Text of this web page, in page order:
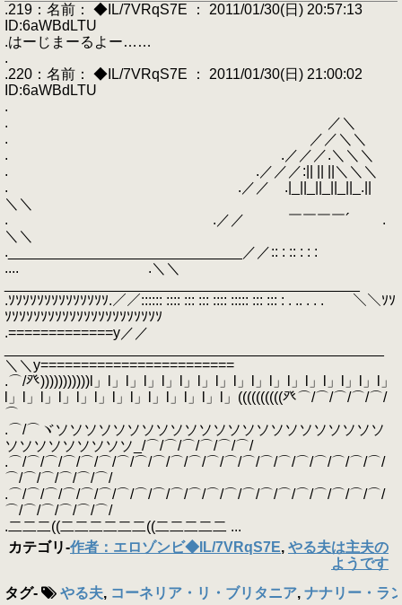
.219：名前： ◆IL/7VRqS7E ： 2011/01/30(日) 20:57:13
ID:6aWBdLTU
.はーじまーるよー……
.
.220：名前： ◆IL/7VRqS7E ： 2011/01/30(日) 21:00:02
ID:6aWBdLTU
.
. ／＼
. ／／＼＼
. .／／／.＼＼＼
. .／／／:|| || ||＼＼＼
. .／／ .|_||_||_||_||_.||
＼＼
. .／／ ￣￣￣￣´ .
＼＼
._____________________________／／:: : :: : : :
.... .＼＼
.ｿｿｿｿｿｿｿｿｿｿｿｿｿｿ.／／:::::: :::: ::: ::: :::: ::::: ::: ::: : . .. . . . ＼＼ｿｿ
ｿｿｿｿｿｿｿｿｿｿｿｿｿｿｿｿｿｿｿｿｿｿ
.=============y／／
＼＼y========================
.⌒/癶)))))))))))l」l」l」l」l」l」l」l」l」l」l」l」l」l」l」l」l」
l」l」l」l」l」l」l」l」l」l」l」l」l」((((((((((癶⌒/⌒/⌒/⌒/⌒/
⌒
.⌒/⌒ヾソソソソソソソソソソソソソソソソソソソソソソソ
ソソソソソソソソソ_/⌒/⌒/⌒/⌒/⌒/⌒/
.⌒/⌒/⌒/⌒/⌒/⌒/⌒/⌒/⌒/⌒/⌒/⌒/⌒/⌒/⌒/⌒/⌒/⌒/⌒/⌒/⌒/
⌒/⌒/⌒/⌒/⌒/⌒/
.⌒/⌒/⌒/⌒/⌒/⌒/⌒/⌒/⌒/⌒/⌒/⌒/⌒/⌒/⌒/⌒/⌒/⌒/⌒/⌒/⌒/
⌒/⌒/⌒/⌒/⌒/⌒/
.二二二((二二二二二二((二二二二二 ...
カテゴリ-作者：エロゾンビ◆IL/7VRqS7E, やる夫は主夫の
ようです
タグ- やる夫, コーネリア・リ・ブリタニア, ナナリー・ラ